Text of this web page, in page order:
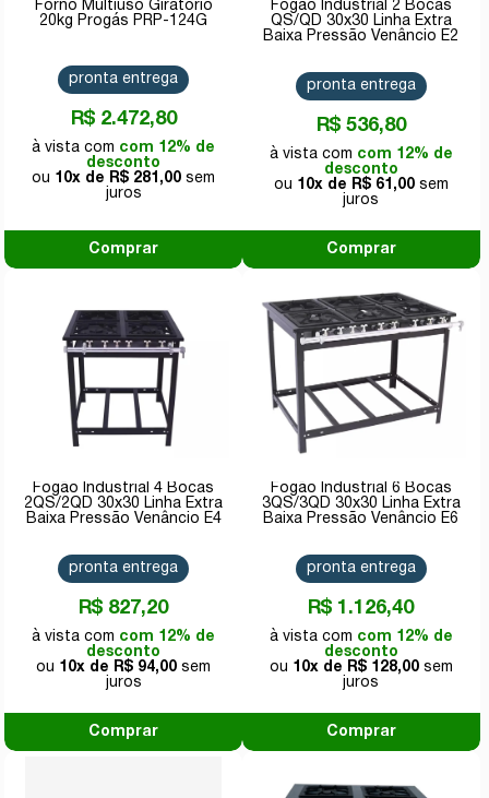
Forno Multiuso Giratório
20kg Progás PRP-124G
R$ 2.472,80
com 12% de
desconto
10x de
R$ 281,00
pronta entrega
Comprar
Fogão Industrial 2 Bocas
QS/QD 30x30 Linha Extra
Baixa Pressão Venâncio E2
R$ 536,80
com 12% de
desconto
10x de
R$ 61,00
pronta entrega
Comprar
Fogão Industrial 4 Bocas
2QS/2QD 30x30 Linha Extra
Baixa Pressão Venâncio E4
R$ 827,20
com 12% de
desconto
10x de
R$ 94,00
pronta entrega
Comprar
Fogão Industrial 6 Bocas
3QS/3QD 30x30 Linha Extra
Baixa Pressão Venâncio E6
R$ 1.126,40
com 12% de
desconto
10x de
R$ 128,00
pronta entrega
Comprar